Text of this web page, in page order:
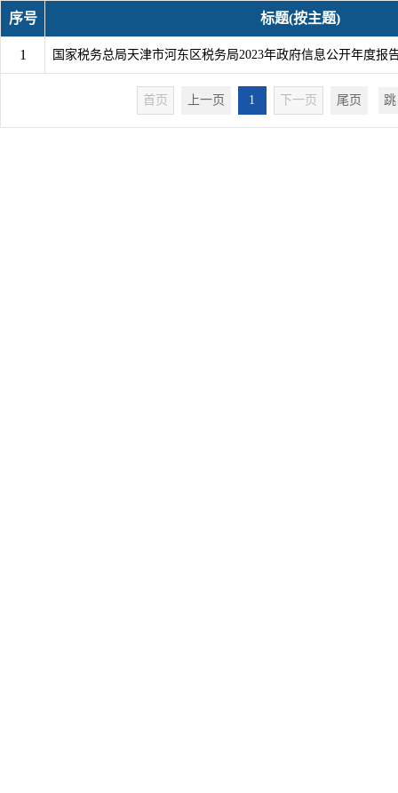
序号 标题(按主题)
1 国家税务总局天津市河东区税务局2023年政府信息公开年度报
首页 上一页 1 下一页 尾页